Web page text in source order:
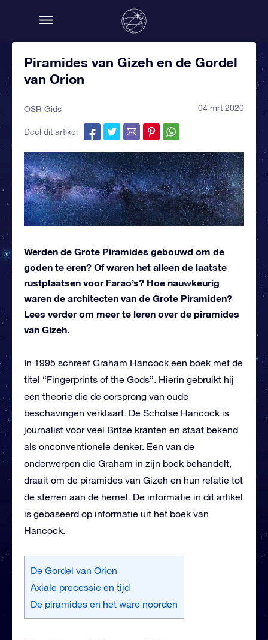
Piramides van Gizeh en de Gordel
van Orion
OSR Gids 04 mrt 2020
Deel dit artikel
Werden de Grote Piramides gebouwd om de
goden te eren? Of waren het alleen de laatste
rustplaatsen voor Farao’s? Hoe nauwkeurig
waren de architecten van de Grote Piramiden?
Lees verder om meer te leren over de piramides
van Gizeh.
In 1995 schreef Graham Hancock een ​​boek met de
titel “Fingerprints of the Gods”. Hierin gebruikt hij
een theorie die de oorsprong van oude
beschavingen verklaart. De Schotse Hancock is
journalist voor veel Britse kranten en staat bekend
als onconventionele denker. Een van de
onderwerpen die Graham in zijn boek behandelt,
draait om de piramides van Gizeh en hun relatie tot
de sterren aan de hemel. De informatie in dit artikel
is gebaseerd op informatie uit het boek van
Hancock.
De Gordel van Orion
Axiale precessie en tijd
De piramides en het ware noorden